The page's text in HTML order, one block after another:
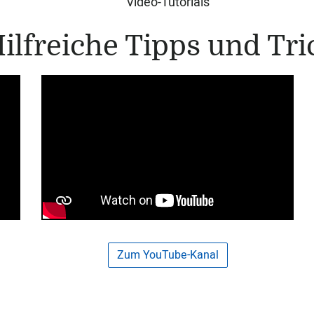
Tipps und
Zum YouTube-Kanal